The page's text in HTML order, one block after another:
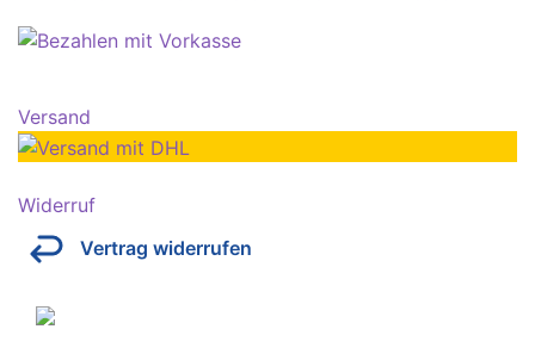
Versand
Widerruf
Vertrag widerrufen